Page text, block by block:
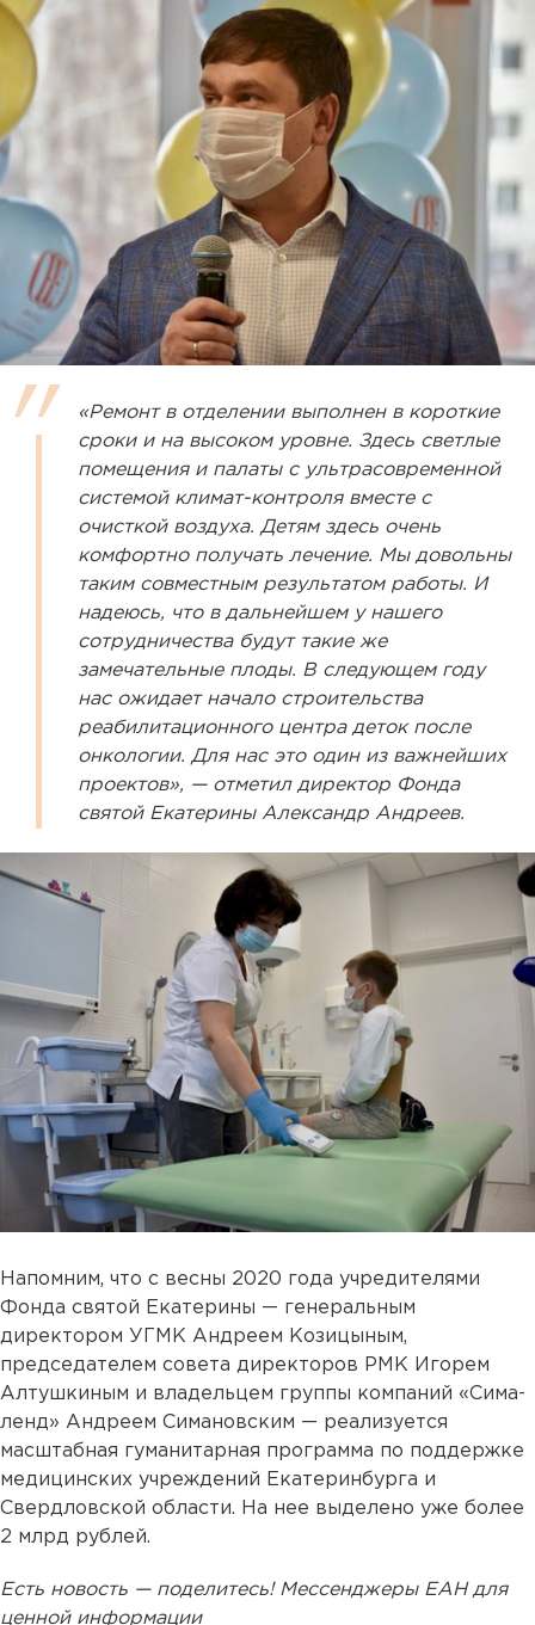
«Ремонт в отделении выполнен в короткие
сроки и на высоком уровне. Здесь светлые
помещения и палаты с ультрасовременной
системой климат-контроля вместе с
очисткой воздуха. Детям здесь очень
комфортно получать лечение. Мы довольны
таким совместным результатом работы. И
надеюсь, что в дальнейшем у нашего
сотрудничества будут такие же
замечательные плоды. В следующем году
нас ожидает начало строительства
реабилитационного центра деток после
онкологии. Для нас это один из важнейших
проектов», — отметил директор Фонда
святой Екатерины Александр Андреев.
Напомним, что с весны 2020 года учредителями
Фонда святой Екатерины — генеральным
директором УГМК Андреем Козицыным,
председателем совета директоров РМК Игорем
Алтушкиным и владельцем группы компаний «Сима-
ленд» Андреем Симановским — реализуется
масштабная гуманитарная программа по поддержке
медицинских учреждений Екатеринбурга и
Свердловской области. На нее выделено уже более
2 млрд рублей.
Есть новость — поделитесь! Мессенджеры ЕАН для
ценной информации